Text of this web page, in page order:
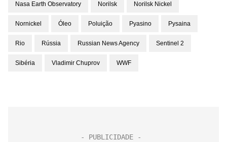
Nasa Earth Observatory Norilsk Norilsk Nickel
Nornickel Óleo Poluição Pyasino Pysaina
Rio Rússia Russian News Agency Sentinel 2
Sibéria Vladimir Chuprov WWF